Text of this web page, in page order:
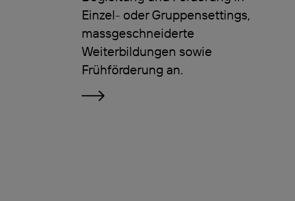
Einzel- oder Gruppensettings,
massgeschneiderte
Weiterbildungen sowie
Frühförderung an.